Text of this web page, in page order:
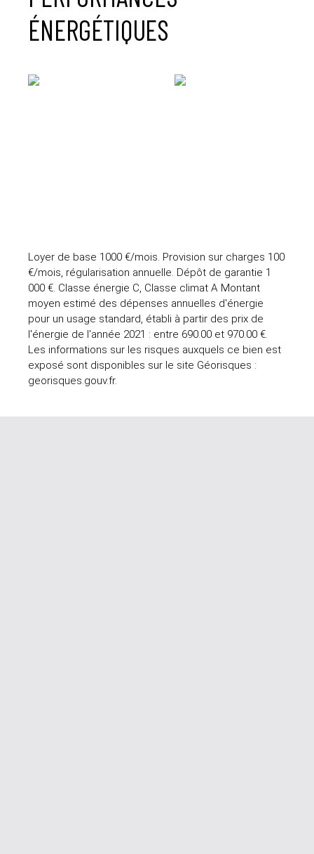
ÉNERGÉTIQUES
Loyer de base 1000 €/mois. Provision sur charges 100
€/mois, régularisation annuelle. Dépôt de garantie 1
000 €. Classe énergie C, Classe climat A Montant
moyen estimé des dépenses annuelles d'énergie
pour un usage standard, établi à partir des prix de
l'énergie de l'année 2021 : entre 690.00 et 970.00 €.
Les informations sur les risques auxquels ce bien est
exposé sont disponibles sur le site Géorisques :
georisques.gouv.fr.